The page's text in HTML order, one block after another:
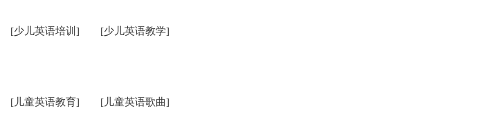
[少儿英语培训] [少儿英语教学]
[儿童英语教育] [儿童英语歌曲]